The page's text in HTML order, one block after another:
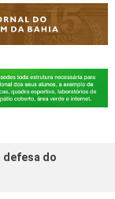
defesa do